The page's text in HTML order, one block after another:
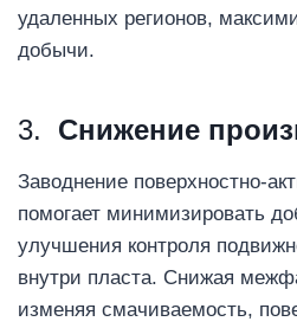
удаленных регионов,
добычи.
3. Снижение
Заводнение поверхностно-
помогает минимизировать
улучшения контроля
внутри пласта. Снижая
изменяя смачиваемость,